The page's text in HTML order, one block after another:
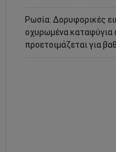
Ρωσία: Δορυφορικές
οχυρωμένα
προετοιμάζεται για